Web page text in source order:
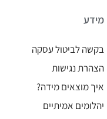
מידע
בקשה לביטול עסקה
הצהרת נגישות
איך מוצאים מידה?
יהלומים אמיתיים